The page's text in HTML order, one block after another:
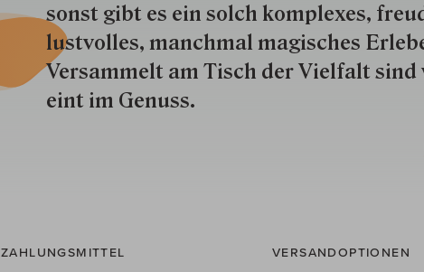
sonst gibt es ein solch kom­plexes,
lustvolles, manchmal ma­gisch­es
Versammelt am Tisch der Vielfalt
eint im Genuss.
ZAHLUNGSMITTEL VERSANDOPTIONEN